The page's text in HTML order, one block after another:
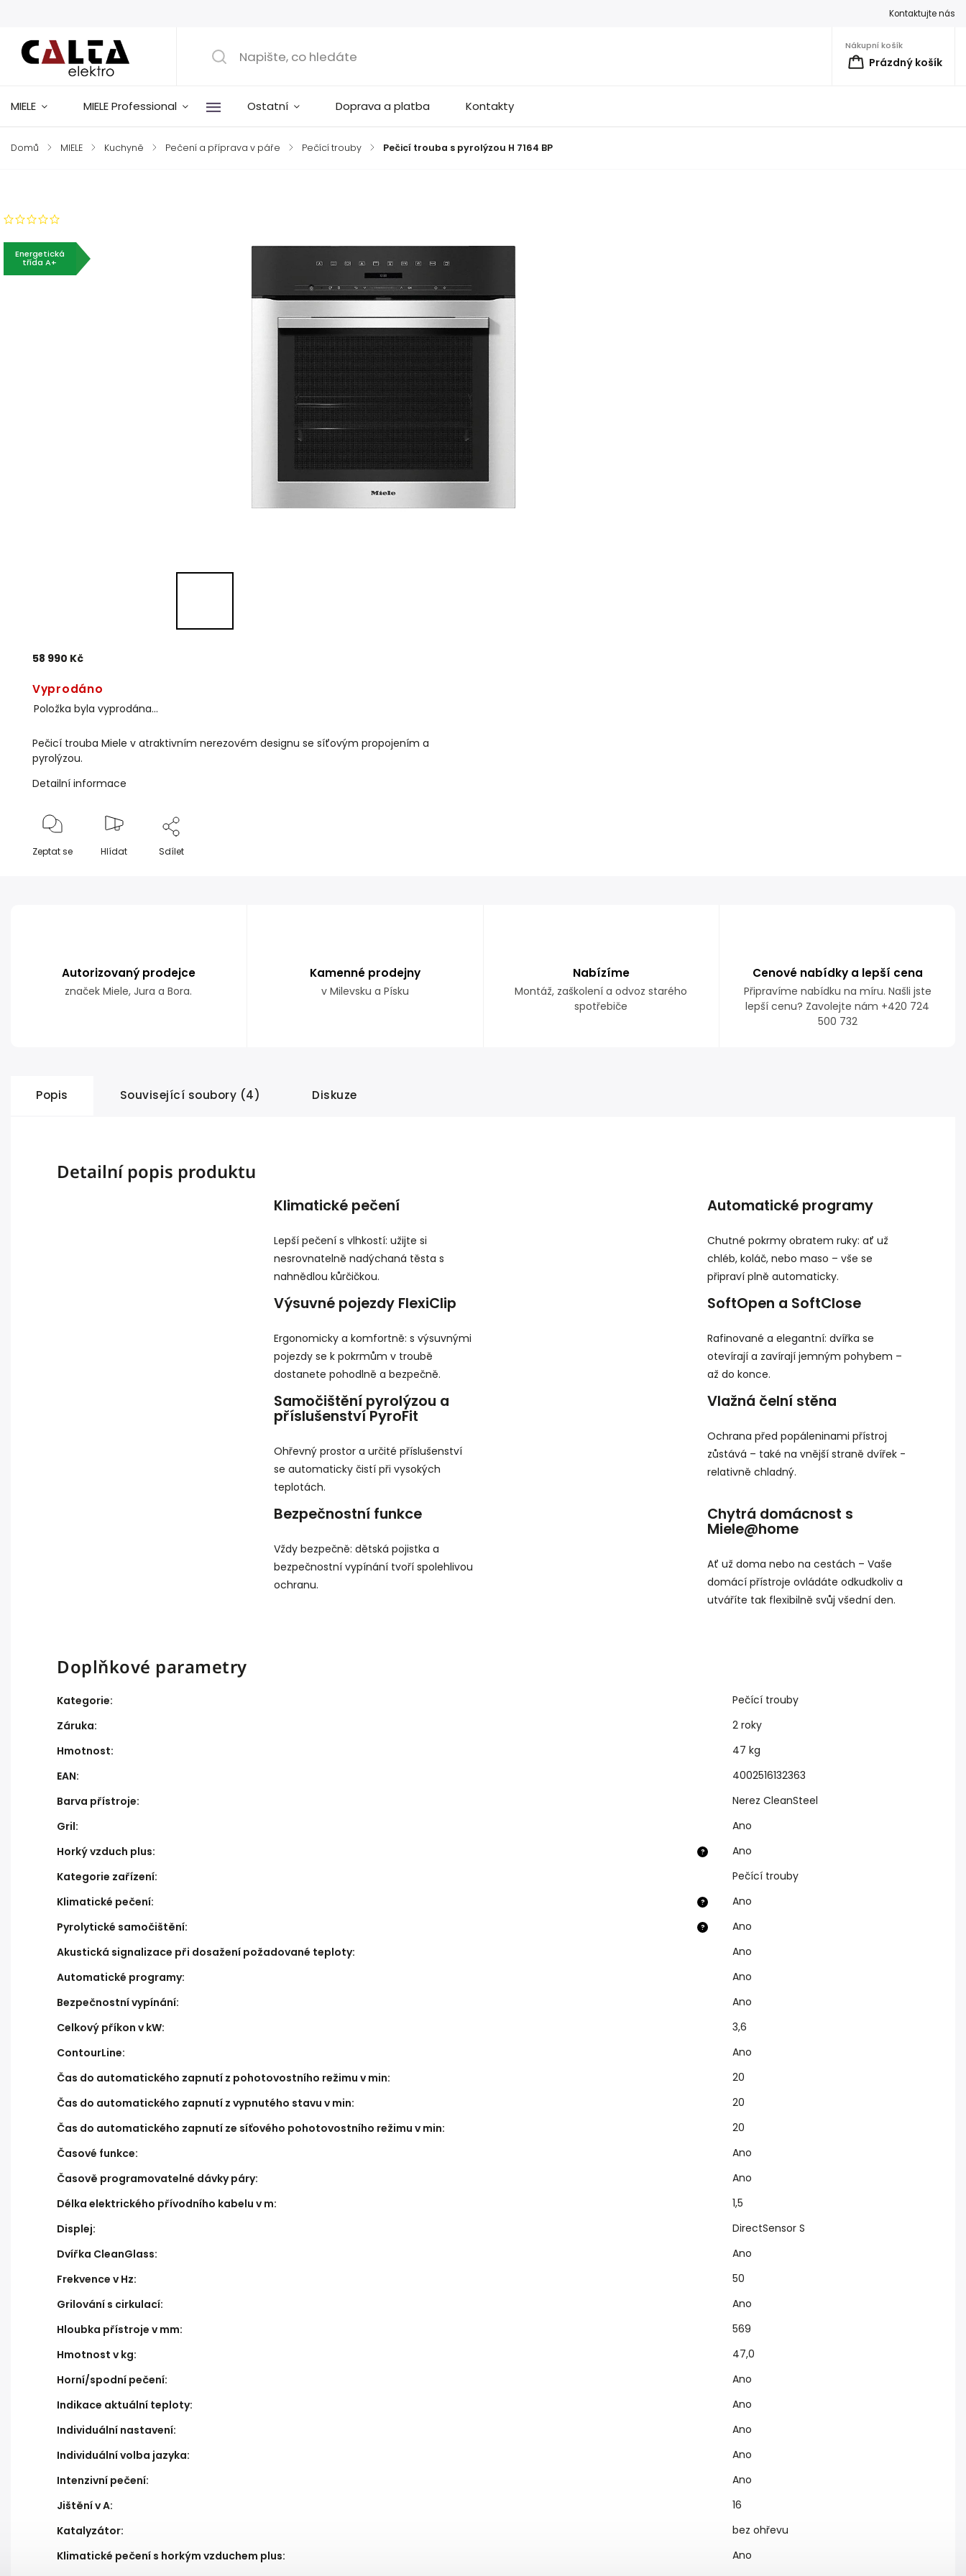
Kontaktujte nás
Nákupní košík
Prázdný košík
MIELE MIELE Professional Ostatní Doprava a platba Kontakty
Domů / MIELE / Kuchyně / Pečení a příprava v páře / Pečící trouby / Pečicí trouba s pyrolýzou H 7164 BP
Energetická
třída A+
58 990 Kč
Vyprodáno
Položka byla vyprodána…
Pečicí trouba Miele v atraktivním nerezovém designu se síťovým propojením a
pyrolýzou.
Detailní informace
Zeptat se Hlídat Sdílet
Autorizovaný prodejce
značek Miele, Jura a Bora.
Kamenné prodejny
v Milevsku a Písku
Nabízíme
Montáž, zaškolení a odvoz starého
spotřebiče
Cenové nabídky a lepší cena
Připravíme nabídku na míru. Našli jste
lepší cenu? Zavolejte nám +420 724
500 732
Popis Související soubory (4) Diskuze
Detailní popis produktu
Klimatické pečení
Lepší pečení s vlhkostí: užijte si
nesrovnatelně nadýchaná těsta s
nahnědlou kůrčičkou.
Automatické programy
Chutné pokrmy obratem ruky: ať už
chléb, koláč, nebo maso – vše se
připraví plně automaticky.
Výsuvné pojezdy FlexiClip
Ergonomicky a komfortně: s výsuvnými
pojezdy se k pokrmům v troubě
dostanete pohodlně a bezpečně.
SoftOpen a SoftClose
Rafinované a elegantní: dvířka se
otevírají a zavírají jemným pohybem –
až do konce.
Samočištění pyrolýzou a
příslušenství PyroFit
Ohřevný prostor a určité příslušenství
se automaticky čistí při vysokých
teplotách.
Vlažná čelní stěna
Ochrana před popáleninami přístroj
zůstává – také na vnější straně dvířek -
relativně chladný.
Bezpečnostní funkce
Vždy bezpečně: dětská pojistka a
bezpečnostní vypínání tvoří spolehlivou
ochranu.
Chytrá domácnost s
Miele@home
Ať už doma nebo na cestách – Vaše
domácí přístroje ovládáte odkudkoliv a
utváříte tak flexibilně svůj všední den.
Doplňkové parametry
Kategorie:
Pečící trouby
Záruka:
2 roky
Hmotnost:
47 kg
EAN:
4002516132363
Barva přístroje:
Nerez CleanSteel
Gril: Ano
?
Horký vzduch plus:
Ano
Kategorie zařízení: Pečící trouby
?
Klimatické pečení: Ano
?
Pyrolytické samočištění:
Ano
Akustická signalizace při dosažení požadované teploty:
Ano
Automatické programy:
Ano
Bezpečnostní vypínání:
Ano
Celkový příkon v kW:
3,6
ContourLine:
Ano
Čas do automatického zapnutí z pohotovostního režimu v min:
20
Čas do automatického zapnutí z vypnutého stavu v min:
20
Čas do automatického zapnutí ze síťového pohotovostního režimu v min:
20
Časové funkce:
Ano
Časově programovatelné dávky páry:
Ano
Délka elektrického přívodního kabelu v m:
1,5
Displej:
DirectSensor S
Dvířka CleanGlass:
Ano
Frekvence v Hz:
50
Grilování s cirkulací:
Ano
Hloubka přístroje v mm:
569
Hmotnost v kg:
47,0
Horní/spodní pečení:
Ano
Indikace aktuální teploty:
Ano
Individuální nastavení:
Ano
Individuální volba jazyka:
Ano
Intenzivní pečení:
Ano
Jištění v A:
16
Katalyzátor:
bez ohřevu
Klimatické pečení s horkým vzduchem plus:
Ano